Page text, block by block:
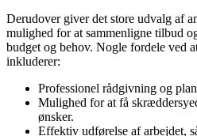
Derudover giver det store udvalg af
mulighed for at sammenligne tilbud
budget og behov. Nogle fordele ved
inkluderer:
Professionel rådgivning og
Mulighed for at få
ønsker.
Effektiv udførelse af arbejdet,